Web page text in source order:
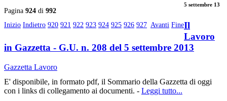
Pagina 924 di 992
Inizio Indietro 920 921 922 923 924 925 926 927 Avanti Fine
5 settembre 13
Il
Lavoro
in Gazzetta - G.U. n. 208 del 5 settembre 2013
Gazzetta Lavoro
E' disponibile, in formato pdf, il Sommario della Gazzetta di oggi
con i links di collegamento ai documenti. - Leggi tutto...